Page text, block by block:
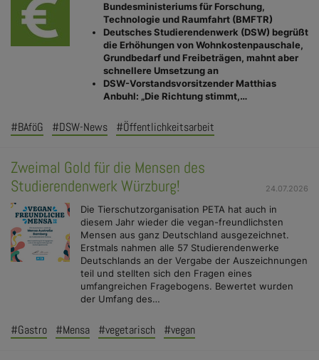
Bundesministeriums für Forschung,
Technologie und Raumfahrt (BMFTR)
Deutsches Studierendenwerk (DSW) begrüßt
die Erhöhungen von Wohnkostenpauschale,
Grundbedarf und Freibeträgen, mahnt aber
schnellere Umsetzung an
DSW-Vorstandsvorsitzender Matthias
Anbuhl: „Die Richtung stimmt,…
#BAföG #DSW-News #Öffentlichkeitsarbeit
Zweimal Gold für die Mensen des
Studierendenwerk Würzburg!
24.07.2026
Die Tierschutzorganisation PETA hat auch in
diesem Jahr wieder die vegan-freundlichsten
Mensen aus ganz Deutschland ausgezeichnet.
Erstmals nahmen alle 57 Studierendenwerke
Deutschlands an der Vergabe der Auszeichnungen
teil und stellten sich den Fragen eines
umfangreichen Fragebogens. Bewertet wurden
der Umfang des…
#Gastro #Mensa #vegetarisch #vegan